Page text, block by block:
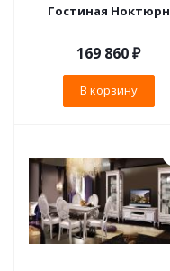
Гостиная Ноктюрн
169 860₽
В корзину